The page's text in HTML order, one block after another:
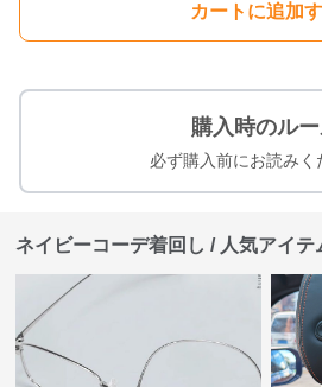
カートに追加
購入時のル
必ず購入前にお読みく
ネイビーコーデ着回し / 人気アイテ